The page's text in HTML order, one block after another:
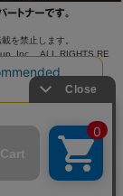
を禁止します。
Inc. ALL RIGHTS RE